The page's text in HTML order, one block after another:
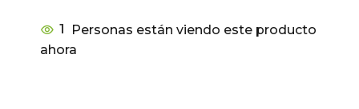
1
Personas están viendo este producto
ahora